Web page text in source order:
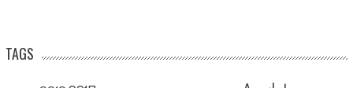
TAGS